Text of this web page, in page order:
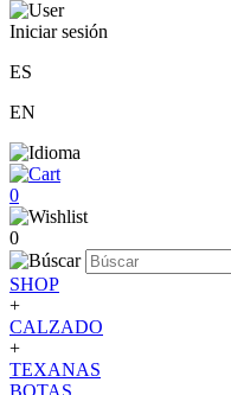
Iniciar sesión
ES
EN
0
0
SHOP
+
CALZADO
+
TEXANAS
BOTAS